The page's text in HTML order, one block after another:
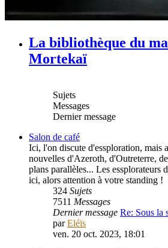
La bibliothèque du
Mortekaï
Sujets
Messages
Dernier message
Salon de café
Ici, l'on discute d'essploration, mais
nouvelles d'Azeroth, d'Outreterre,
plans parallèles... Les essplorateurs
ici, alors attention à votre standing !
324 Sujets
7511 Messages
Dernier message Re: Sous la
parEléïs
ven. 20 oct. 2023, 18:01